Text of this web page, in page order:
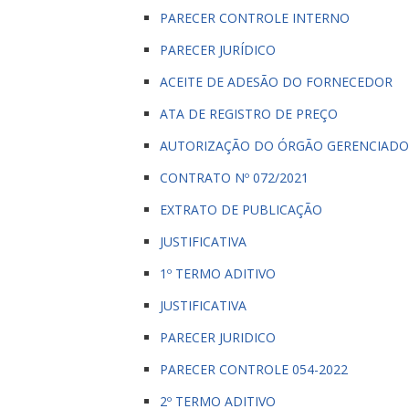
PARECER CONTROLE INTERNO
PARECER JURÍDICO
ACEITE DE ADESÃO DO FORNECEDOR
ATA DE REGISTRO DE PREÇO
AUTORIZAÇÃO DO ÓRGÃO
CONTRATO Nº 072/2021
EXTRATO DE PUBLICAÇÃO
JUSTIFICATIVA
1º TERMO ADITIVO
JUSTIFICATIVA
PARECER JURIDICO
PARECER CONTROLE 054-2022
2º TERMO ADITIVO